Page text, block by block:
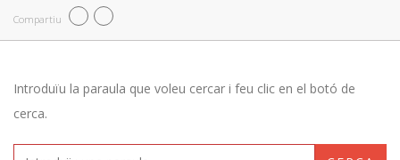
Compartiu
Introduïu la paraula que voleu cercar i feu clic en el botó de
cerca.